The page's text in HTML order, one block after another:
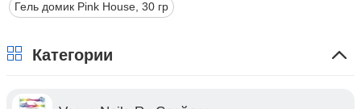
Гель домик Pink House, 30 гр
Категории